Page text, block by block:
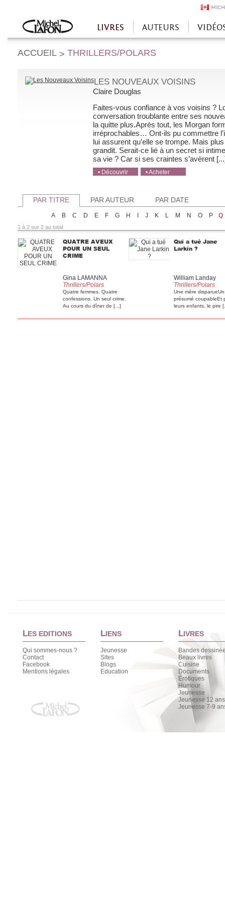
Accueil
LIVRES AUTEURS
ACCUEIL > THRILLERS/POLARS
LES NOUVEAUX VOISINS
Claire Douglas
Faites-vous confiance à vos voisins ?
conversation troublante entre ses
la quitte plus.Après tout, les Morgan
irréprochables… Ont-ils pu commettre
lui assurent qu’elle se trompe. Mais
grandit. Serait-ce lié à un secret si
sa vie ? Car si ses craintes s’avèrent
• Découvrir
• Acheter
PAR TITRE PAR AUTEUR PAR DATE
A B C D E F G H J K L M N O P Q
1 à 2 sur 2 au total
QUATRE AVEUX
POUR UN SEUL
CRIME
Gina LAMANNA
Thrillers/Polars
Quatre femmes. Quatre
confessions. Un seul crime.
Au cours du dîner de [...]
Qui a tué Jane
Larkin ?
William Landay
Thrillers/Polars
Une mère
présumé coupableEt
leurs enfants, le pire
LES EDITIONS
Qui sommes-nous ?
Contact
Facebook
Mentions légales
LIENS
Jeunesse
Sites
Blogs
Education
LIVRES
Bandes
Beaux livres
Cuisine
Documents
Érotiques
Humour
Jeunesse
Jeunesse 12
Jeunesse 7-9